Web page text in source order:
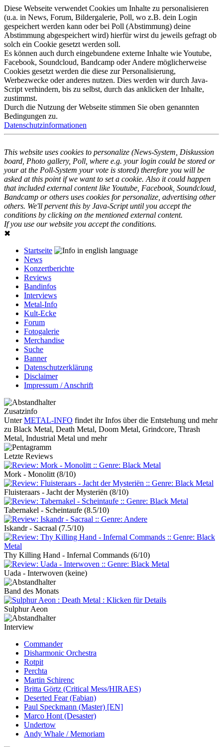
Diese Webseite verwendet Cookies um Inhalte zu personalisieren
(u.a. in News, Forum, Bildergalerie, Poll, wo z.B. dein Login
gespeichert werden kann oder bei Poll (Abstimmung) deine
Abstimmung abgespeichert wird) hierfür wirst du jeweils gefragt ob
solch ein Cookie gesetzt werden soll.
Es können auch durch eingebundene externe Inhalte wie Youtube,
Facebook, Soundcloud, Bandcamp oder Andere möglicherweise
Cookies gesetzt werden die diese zur Personalisierung,
Werbezwecke oder anderes nutzen. Dies werden wir durch Java-
Script verhindern, bis zu selbst, durch das anklicken der Inhalte,
zustimmst.
Durch die Nutzung der Webseite stimmen Sie oben genannten
Bedingungen zu.
Datenschutzinformationen
This website uses cookies to personalize (News-System, Diskussion
board, Photo gallery, Poll, where e.g. your login could be stored or
your at the Poll-System your vote is stored) therefore you will be
asked at this point if we want to set a cookie. Also it could happen
that included external content like Youtube, Facebook, Soundcloud,
Bandcamp or others uses cookies for personalize, advertising other
others. We'll pervent this by Java-Script until you accept the
conditions by clicking on the mentioned external content.
If you use our website you accept the conditions.
✖
Startseite
News
Konzertberichte
Reviews
Bandinfos
Interviews
Metal-Info
Kult-Ecke
Forum
Fotogalerie
Merchandise
Suche
Banner
Datenschutzerklärung
Disclaimer
Impressum / Anschrift
Zusatzinfo
UnterMETAL-INFO findet ihr Infos über die Entstehung und mehr
zu Black Metal, Death Metal, Doom Metal, Grindcore, Thrash
Metal, Industrial Metal und mehr
Letzte Reviews
Mork - Monolitt (8/10)
Fluisteraars - Jacht der Mysteriën (8/10)
Tabernakel - Scheintaufe (8.5/10)
Iskandr - Sacraal (7.5/10)
Thy Killing Hand - Infernal Commands (6/10)
Uada - Interwoven (keine)
Band des Monats
Sulphur Aeon
Interview
Commander
Disharmonic Orchestra
Rotpit
Perchta
Martin Schirenc
Britta Görtz (Critical Mess/HIRAES)
Deserted Fear (Fabian)
Paul Speckmann (Master) [EN]
Marco Hont (Desaster)
Undertow
Andy Whale / Memoriam